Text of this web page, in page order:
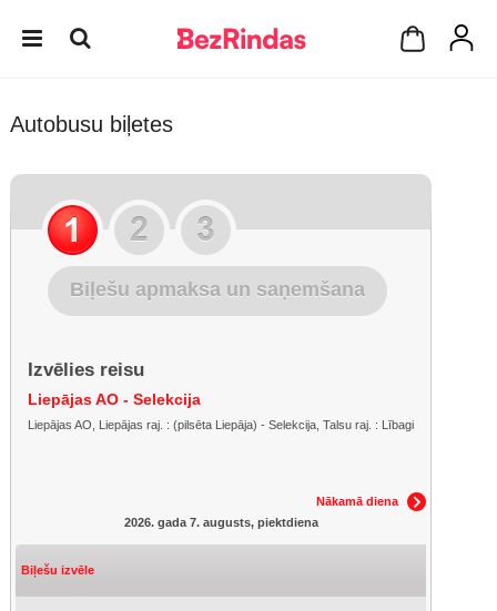
Autobusu biļetes
Biļešu apmaksa un saņemšana
Izvēlies reisu
Liepājas AO - Selekcija
Liepājas AO, Liepājas raj. : (pilsēta Liepāja) - Selekcija, Talsu raj. : Lībagi
Nākamā diena
2026. gada 7. augusts, piektdiena
Biļešu izvēle